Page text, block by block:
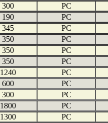
300 PC
190 PC
345 PC
350 PC
350 PC
350 PC
1240 PC
600 PC
300 PC
1800 PC
1300 PC